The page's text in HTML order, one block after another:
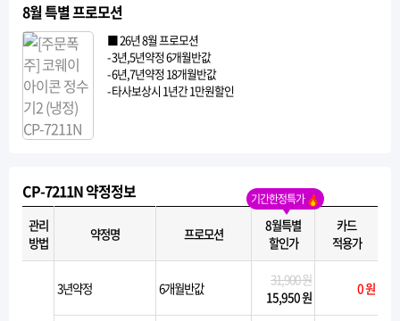
8월 특별 프로모션
■ 26년 8월 프로모션
- 3년,5년약정 6개월반값
- 6년,7년약정 18개월반값
- 타사보상시 1년간 1만원할인
CP-7211N 약정정보 기간한정특가
관리
방법
약정명 프로모션
8월특별
할인가
카드
적용가
3년약정 6개월반값
31,900 원
15,950 원
0 원